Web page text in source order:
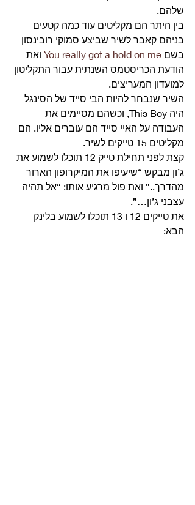
שלהם.
בין היתר הם מקליטים עוד כמה קטעים
בניהם קאבר לשיר שביצע סמוקי רובינסון
בשם You really got a hold on me ואת
הודעת הכריסטמס השנתית עבור התקליטון
למועדון המעריצים.
השיר שנבחר להיות הבי סייד של הסינגל
היה This Boy, וכשהם מסיימים את
העבודה על האיי סייד הם עוברים אליו. הם
מקליטים 15 טייקים לשיר.
קצת לפני תחילת טייק 12 תוכלו לשמוע את
ג’ון מבקש “שיעיפו את המיקרופון הארור
מהדרך..” ואת פול מרגיע אותו: “אל תהיה
עצבני ג’ון…”.
את טייקים 12 ו 13 תוכלו לשמוע בלינק
הבא: